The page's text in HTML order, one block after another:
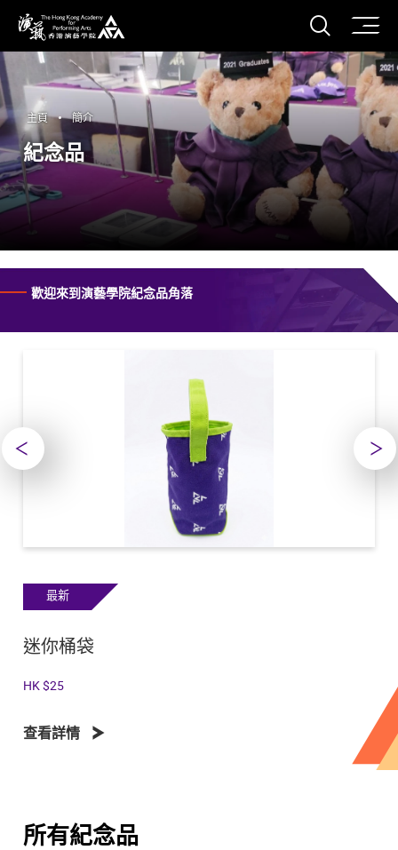
香港演藝學院
打開
主頁 簡介
紀念品
歡迎來到演藝學院紀念品角落
最新
迷你桶袋
HK $25
查看詳情 查看詳情
所有紀念品